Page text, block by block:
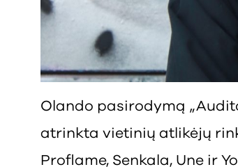
Olando pasirodymą
atrinkta vietinių atlikėjų
Proflame, Senkala, Une ir